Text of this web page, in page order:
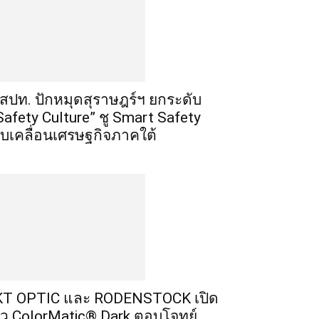
ปท. ปักหมุดสุราษฎร์ฯ ยกระดับ
Culture” ชู Smart Safety
เคลื่อนเศรษฐกิจภาคใต้
OPTIC และ RODENSTOCK เปิด